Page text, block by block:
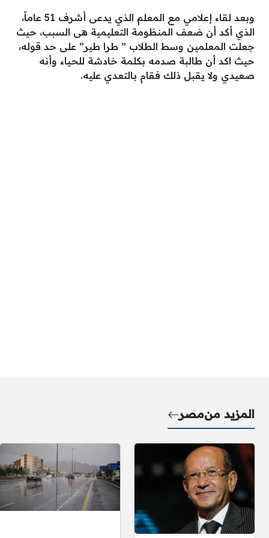
وبعد لقاء إعلامي مع المعلم الذي يدعى أشرف 51 عاماً،
الذي أكد أن ضعف المنظومة التعليمية هى السبب، حيث
جعلت المعلمين وسط الطلاب ” طرا طير” على حد قوله،
حيث اكد أن طالبة صدمه بكلمة خادشة للحياء وأنه
صعيدي ولا يقبل ذلك فقام بالتعدي عليه.
المزيد منمصر